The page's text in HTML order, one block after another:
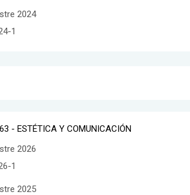
2024
1
- ESTÉTICA Y COMUNICACIÓN
2026
1
2025